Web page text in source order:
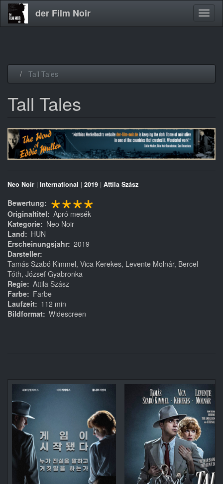
der Film Noir
Tall Tales
Tall Tales
Neo Noir | International | 2019 | Attila Szász
Bewertung ****
Originaltitel
Apró mesék
Kategorie
Neo Noir
Land
HUN
Erscheinungsjahr 2019
Darsteller
Tamás Szabó Kimmel, Vica Kerekes, Levente Molnár, Bercel
Tóth, József Gyabronka
Regie Attila Szász
Farbe
Farbe
Laufzeit
112 min
Bildformat Widescreen